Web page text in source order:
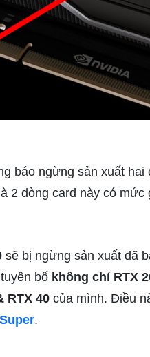
báo ngừng sản xuất
2 dòng card này có
sẽ bị ngừng sản xuất đã
bố không chỉ RTX
RTX 40 của mình. Điều
.